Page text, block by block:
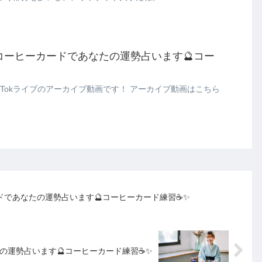
ヒーカードであなたの運勢占います🔮コー
2023/01/29に配信したTikTokライブのアーカイブ動画です！ アーカイブ動画はこちら
あなたの運勢占います🔮コーヒーカード練習☕✨️
運勢占います🔮コーヒーカード練習☕✨️